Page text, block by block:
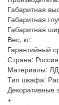
Габаритная
Габаритная
Габаритная
Вес, кг:
Гарантийный
Страна: Россия
Материалы:
Тип шкафа:
Декоративные
+